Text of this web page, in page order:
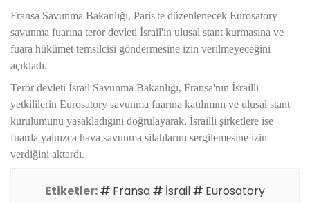
Fransa Savunma Bakanlığı, Paris'te düzenlenecek Eurosatory
savunma fuarına terör devleti İsrail'in ulusal stant kurmasına ve
fuara hükümet temsilcisi göndermesine izin verilmeyeceğini
açıkladı.
Terör devleti İsrail Savunma Bakanlığı, Fransa'nın İsrailli
yetkililerin Eurosatory savunma fuarına katılımını ve ulusal stant
kurulumunu yasakladığını doğrulayarak, İsrailli şirketlere ise
fuarda yalnızca hava savunma silahlarını sergilemesine izin
verdiğini aktardı.
Etiketler: Fransa İsrail Eurosatory